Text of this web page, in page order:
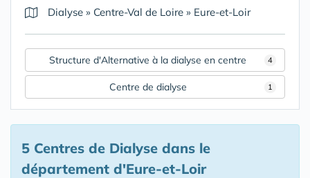
Dialyse » Centre-Val de Loire » Eure-et-Loir
4
Structure d'Alternative à la dialyse en centre
1
Centre de dialyse
5 Centres de Dialyse dans le
département d'Eure-et-Loir